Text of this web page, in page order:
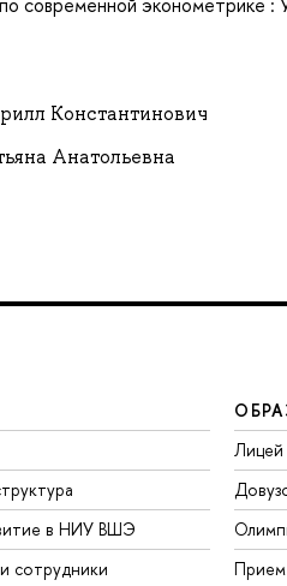
Константинович
Анатольевна
в НИУ ВШЭ
сотрудники
Лицей
Прием